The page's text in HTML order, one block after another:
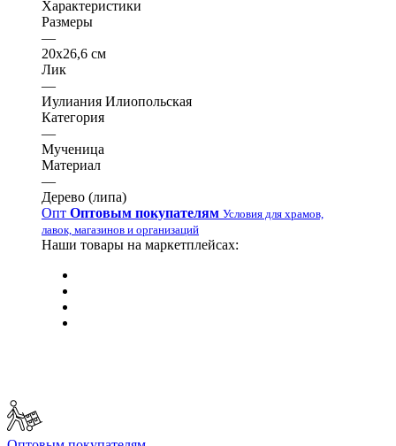
Характеристики
Размеры
—
20х26,6 см
Лик
—
Иулиания Илиопольская
Категория
—
Мученица
Материал
—
Дерево (липа)
Опт Оптовым покупателям Условия для храмов,
лавок, магазинов и организаций
Наши товары на маркетплейсах: